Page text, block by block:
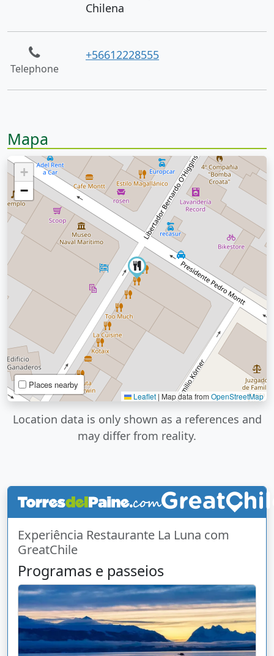
Chilena
Telephone
+56612228555
Mapa
+
−
Places nearby
Leaflet | Map data from OpenStreetMap
Location data is only shown as a references and
may differ from reality.
Experiência Restaurante La Luna com
GreatChile
Programas e passeios